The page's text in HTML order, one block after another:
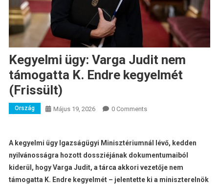
Kegyelmi ügy: Varga Judit nem
támogatta K. Endre kegyelmét
(Frissült)
Ország Május 19, 2026 0 Comments
A kegyelmi ügy Igazságügyi Minisztériumnál lévő, kedden
nyilvánosságra hozott dossziéjának dokumentumaiból
kiderül, hogy Varga Judit, a tárca akkori vezetője nem
támogatta K. Endre kegyelmét – jelentette ki a miniszterelnök